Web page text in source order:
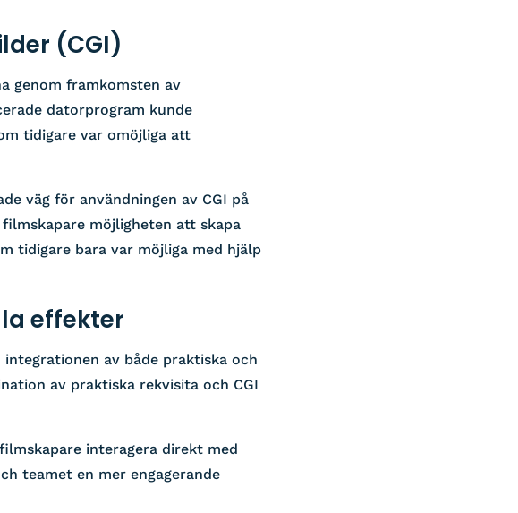
(CGI)
genom framkomsten av
datorprogram kunde
tidigare var omöjliga att
väg för användningen av CGI på
möjligheten att skapa
tidigare bara var möjliga med hjälp
effekter
av både praktiska och
av praktiska rekvisita och CGI
interagera direkt med
teamet en mer engagerande